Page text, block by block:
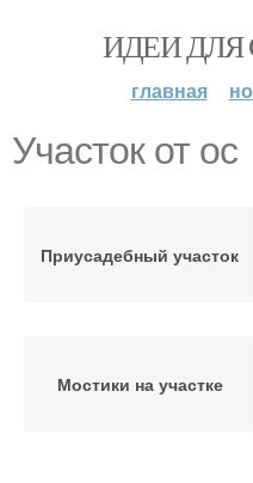
ИДЕИ ДЛЯ
главная
Участок от ос
Приусадебный участок
Мостики на участке